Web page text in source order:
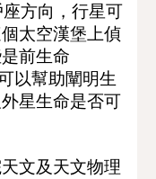
方向，行星可
太空漢堡上偵
前生命
以幫助闡明生
星生命是否可
文及天文物理